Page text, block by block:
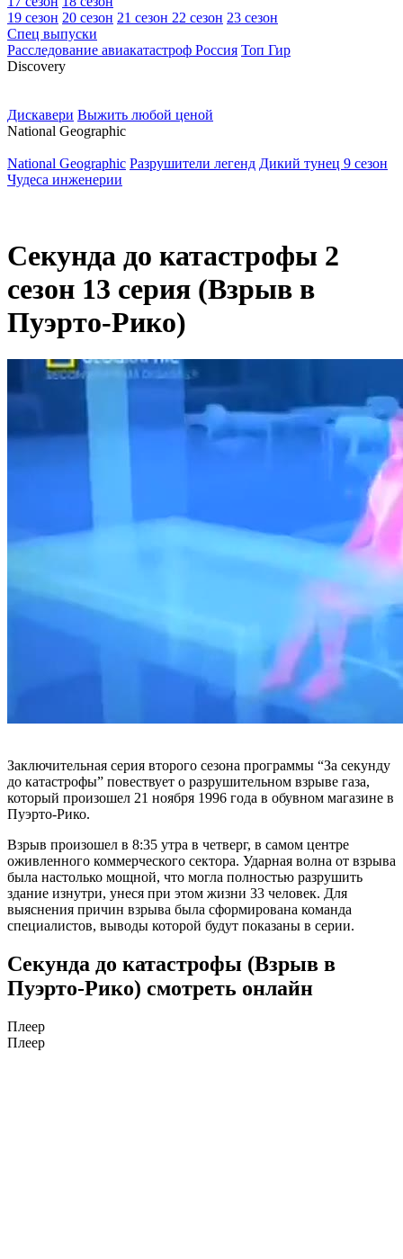
19 сезон 20 сезон 21 сезон 22 сезон 23 сезон
Спец выпуски
Расследование авиакатастроф Россия Топ Гир
Discovery
Дискавери Выжить любой ценой
National Geographic
National Geographic Разрушители легенд Дикий тунец 9 сезон
Чудеса инженерии
Секунда до катастрофы 2
сезон 13 серия (Взрыв в
Пуэрто-Рико)
Заключительная серия второго сезона программы “За секунду
до катастрофы” повествует о разрушительном взрыве газа,
который произошел 21 ноября 1996 года в обувном магазине в
Пуэрто-Рико.
Взрыв произошел в 8:35 утра в четверг, в самом центре
оживленного коммерческого сектора. Ударная волна от взрыва
была настолько мощной, что могла полностью разрушить
здание изнутри, унеся при этом жизни 33 человек. Для
выяснения причин взрыва была сформирована команда
специалистов, выводы которой будут показаны в серии.
Секунда до катастрофы (Взрыв в
Пуэрто-Рико) смотреть онлайн
Плеер
Плеер